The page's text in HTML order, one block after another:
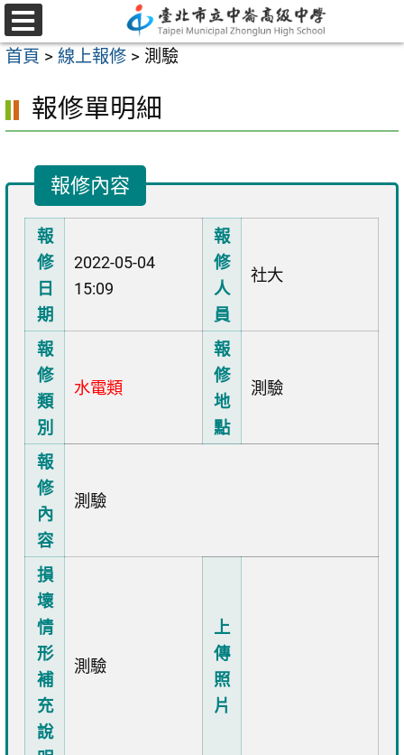
跳
至
主
內
選
單
首頁 > 線上報修 > 測驗
報修單明細
報修內容
報
修
日
期
2022-05-04
15:09
報
修
人
員
社大
報
修
類
別
水電類
報
修
地
點
測驗
報
修
內
容
測驗
損
壞
情
形
補
充
說
測驗
上
傳
照
片